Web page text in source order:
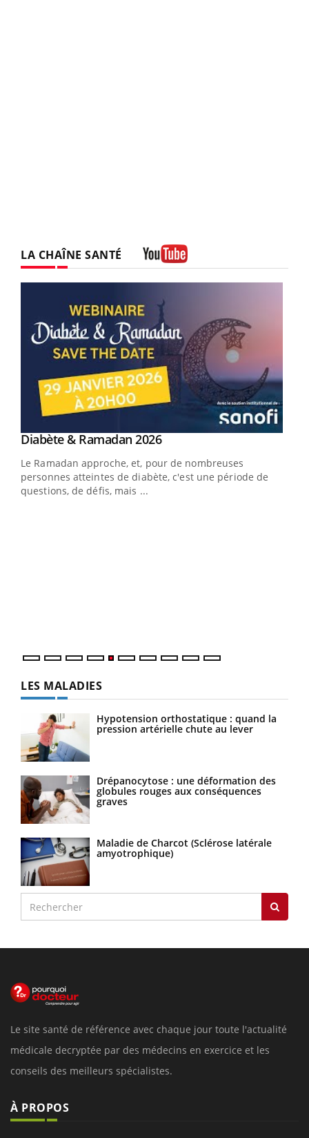
LA CHAÎNE SANTÉ
Youtube
Diabète & Ramadan 2026Youtube
Le Ramadan approche, et, pour de nombreuses
personnes atteintes de diabète, c'est une période de
questions, de défis, mais ...
LES MALADIES
Hypotension orthostatique : quand la
pression artérielle chute au lever
Drépanocytose : une déformation des
globules rouges aux conséquences
graves
Maladie de Charcot (Sclérose latérale
amyotrophique)
Le site santé de référence avec chaque jour toute l'actualité
médicale decryptée par des médecins en exercice et les
conseils des meilleurs spécialistes.
À PROPOS